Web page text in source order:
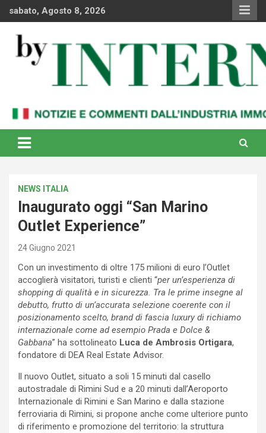
sabato, Agosto 8, 2026
By Internews
internazionale
NEWS ITALIA
Inaugurato oggi “San Marino
Outlet Experience”
24 Giugno 2021
Con un investimento di oltre 175 milioni di euro l’Outlet
accoglierà visitatori, turisti e clienti “per un’esperienza di
shopping di qualità e in sicurezza. Tra le prime insegne al
debutto, frutto di un’accurata selezione coerente con il
posizionamento scelto, brand di fascia luxury di richiamo
internazionale come ad esempio Prada e Dolce &
Gabbana” ha sottolineato Luca de Ambrosis Ortigara,
fondatore di DEA Real Estate Advisor.
Il nuovo Outlet, situato a soli 15 minuti dal casello
autostradale di Rimini Sud e a 20 minuti dall’Aeroporto
Internazionale di Rimini e San Marino e dalla stazione
ferroviaria di Rimini, si propone anche come ulteriore punto
di riferimento e promozione del territorio: la struttura